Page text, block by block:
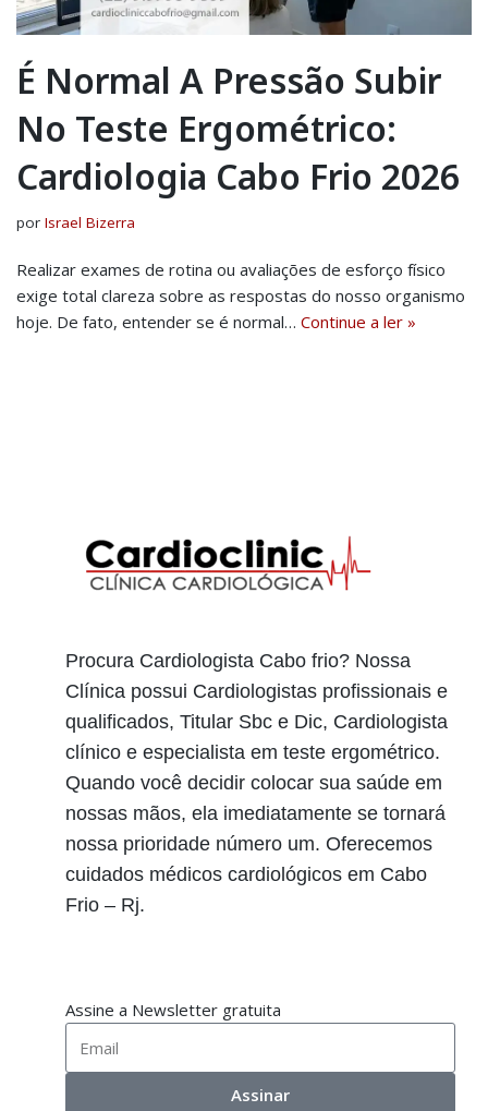
É Normal A Pressão Subir
No Teste Ergométrico:
Cardiologia Cabo Frio 2026
por Israel Bizerra
Realizar exames de rotina ou avaliações de esforço físico
exige total clareza sobre as respostas do nosso organismo
hoje. De fato, entender se é normal… Continue a ler »
Procura Cardiologista Cabo frio? Nossa
Clínica possui Cardiologistas profissionais e
qualificados, Titular Sbc e Dic, Cardiologista
clínico e especialista em teste ergométrico.
Quando você decidir colocar sua saúde em
nossas mãos, ela imediatamente se tornará
nossa prioridade número um. Oferecemos
cuidados médicos cardiológicos em Cabo
Frio – Rj.
Assine a Newsletter gratuita
Assinar